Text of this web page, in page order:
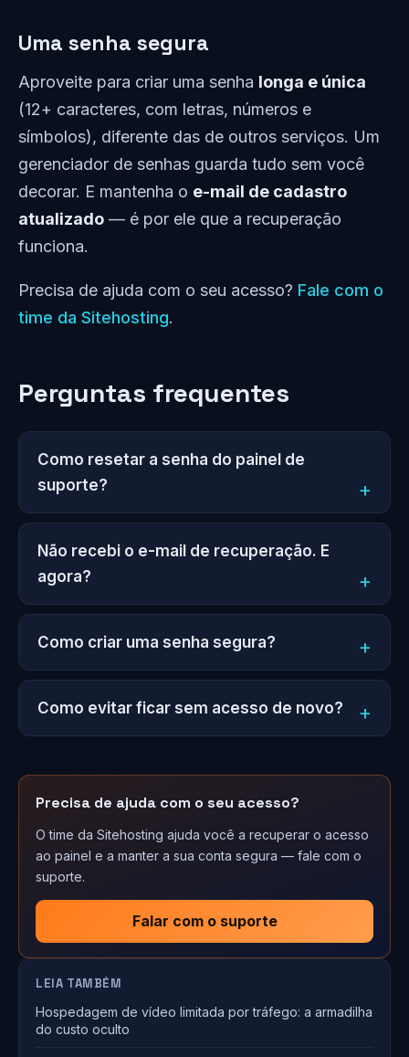
Uma senha segura
Aproveite para criar uma senha longa e única
(12+ caracteres, com letras, números e
símbolos), diferente das de outros serviços. Um
gerenciador de senhas guarda tudo sem você
decorar. E mantenha o e-mail de cadastro
atualizado — é por ele que a recuperação
funciona.
Precisa de ajuda com o seu acesso? Fale com o
time da Sitehosting.
Perguntas frequentes
Como resetar a senha do painel de
suporte?
Não recebi o e-mail de recuperação. E
agora?
Como criar uma senha segura?
Como evitar ficar sem acesso de novo?
Precisa de ajuda com o seu acesso?
O time da Sitehosting ajuda você a recuperar o acesso
ao painel e a manter a sua conta segura — fale com o
suporte.
Falar com o suporte
LEIA TAMBÉM
Hospedagem de vídeo limitada por tráfego: a armadilha
do custo oculto